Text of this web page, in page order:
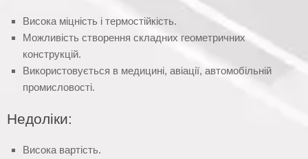
Висока міцність і термостійкість.
Можливість створення складних геометричних
конструкцій.
Використовується в медицині, авіації, автомобільній
промисловості.
Недоліки:
Висока вартість.